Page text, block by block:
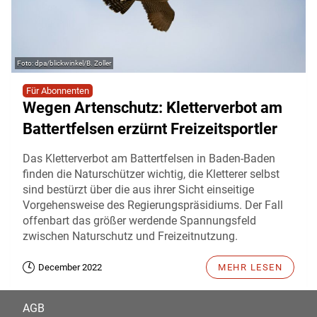
dpa/blickwinkel/B. Zoller
Für Abonnenten
Wegen Artenschutz: Kletterverbot am
Battertfelsen erzürnt Freizeitsportler
Das Kletterverbot am Battertfelsen in Baden-Baden
finden die Naturschützer wichtig, die Kletterer selbst
sind bestürzt über die aus ihrer Sicht einseitige
Vorgehensweise des Regierungspräsidiums. Der Fall
offenbart das größer werdende Spannungsfeld
zwischen Naturschutz und Freizeitnutzung.
December 2022 MEHR LESEN
AGB